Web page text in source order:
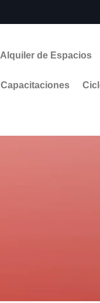
Alquiler de Espacios
Capacitaciones